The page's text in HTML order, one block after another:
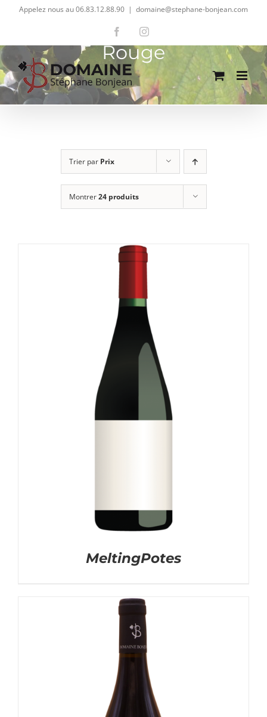
Passer
contenu
Appelez nous au 06.83.12.88.90 | domaine@stephane-bonjean.com
FacebookInstagram
Rouge
Trier par Prix
Montrer24 produits
MeltingPotes